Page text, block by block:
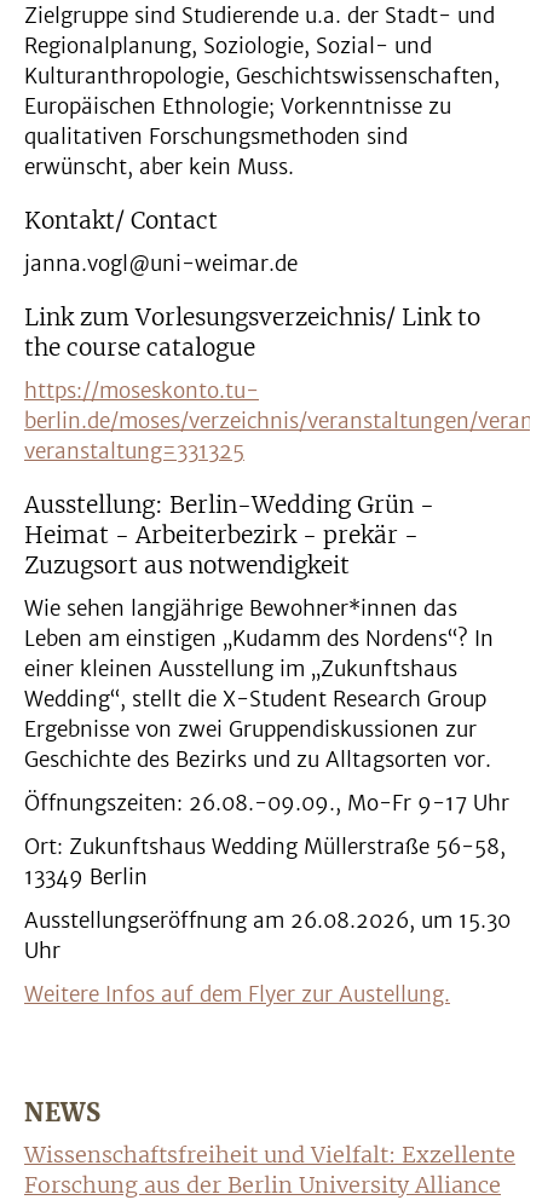
Zielgruppe sind Studierende u.a. der Stadt- und
Regionalplanung, Soziologie, Sozial- und
Kulturanthropologie, Geschichtswissenschaften,
Europäischen Ethnologie; Vorkenntnisse zu
qualitativen Forschungsmethoden sind
erwünscht, aber kein Muss.
Kontakt/ Contact
janna.vogl@uni-weimar.de
Link zum Vorlesungsverzeichnis/ Link to
the course catalogue
https://moseskonto.tu-
berlin.de/moses/verzeichnis/veranstaltungen/
veranstaltung=331325
Ausstellung: Berlin-Wedding Grün -
Heimat - Arbeiterbezirk - prekär -
Zuzugsort aus notwendigkeit
Wie sehen langjährige Bewohner*innen das
Leben am einstigen „Kudamm des Nordens“? In
einer kleinen Ausstellung im „Zukunftshaus
Wedding“, stellt die X-Student Research Group
Ergebnisse von zwei Gruppendiskussionen zur
Geschichte des Bezirks und zu Alltagsorten vor.
Öffnungszeiten: 26.08.-09.09., Mo-Fr 9-17 Uhr
Ort: Zukunftshaus Wedding Müllerstraße 56-58,
13349 Berlin
Ausstellungseröffnung am 26.08.2026, um 15.30
Uhr
Weitere Infos auf dem Flyer zur Austellung.
NEWS
Wissenschaftsfreiheit und Vielfalt: Exzellente
Forschung aus der Berlin University Alliance